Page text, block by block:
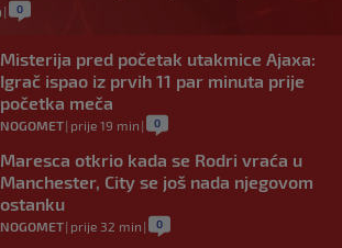
| 0
Misterija pred početak utakmice Ajaxa:
Igrač ispao iz prvih 11 par minuta prije
početka meča
NOGOMET| prije 19 min | 0
Maresca otkrio kada se Rodri vraća u
Manchester, City se još nada njegovom
ostanku
NOGOMET| prije 32 min | 0